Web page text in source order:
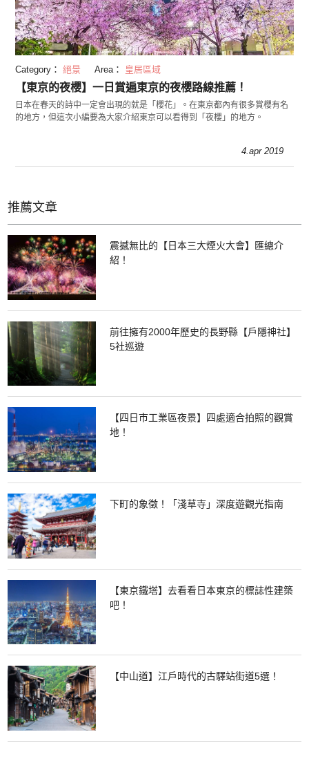
Category： 絕景 Area： 皇居區域
【東京的夜櫻】一日賞遍東京的夜櫻路線推薦！
日本在春天的詩中一定會出現的就是「櫻花」。在東京都內有很多賞櫻有名
的地方，但這次小編要為大家介紹東京可以看得到「夜櫻」的地方。
4.apr 2019
推薦文章
震撼無比的【日本三大煙火大會】匯總介
紹！
前往擁有2000年歷史的長野縣【戶隱神社】
5社巡遊
【四日市工業區夜景】四處適合拍照的觀賞
地！
下町的象徵！「淺草寺」深度遊觀光指南
【東京鐵塔】去看看日本東京的標誌性建築
吧！
【中山道】江戶時代的古驛站街道5選！